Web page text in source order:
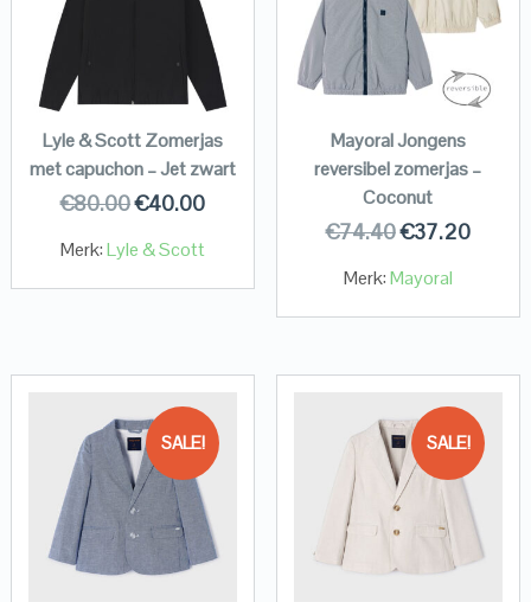
Lyle & Scott Zomerjas
met capuchon – Jet zwart
€80.00€40.00
Merk:Lyle & Scott
Mayoral Jongens
reversibel zomerjas –
Coconut
€74.40€37.20
Merk:Mayoral
SALE! SALE!